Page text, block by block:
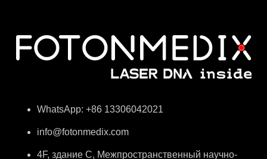
WhatsApp: +86 13306042021
info@fotonmedix.com
4F, здание C, Межпространственный научно-